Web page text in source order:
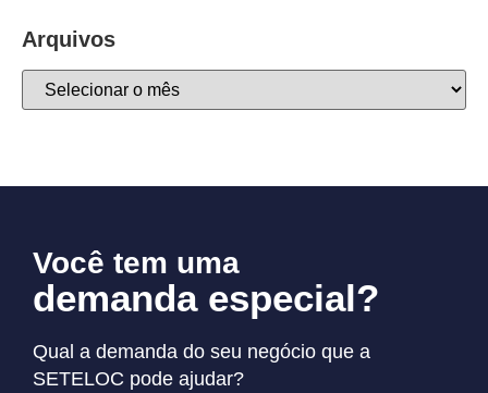
Arquivos
Você tem uma
demanda especial?
Qual a demanda do seu negócio que a
SETELOC pode ajudar?